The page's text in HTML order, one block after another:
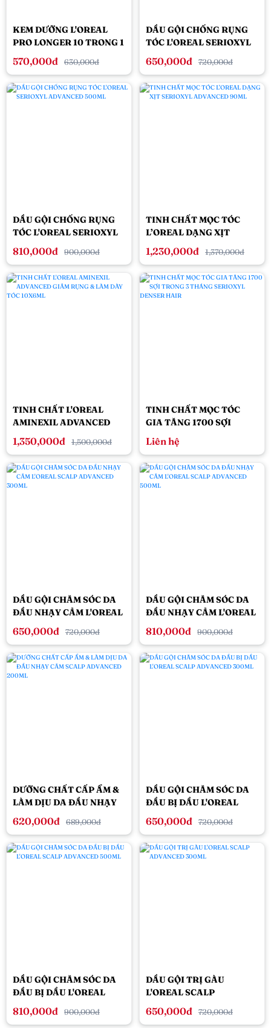
KEM DƯỠNG L'OREAL
PRO LONGER 10 TRONG 1
GIẢM CHẺ NGỌN &
DƯỠNG TÓC DÀI NHANH
150ML
570,000đ 630,000đ
DẦU GỘI CHỐNG RỤNG
TÓC L'OREAL SERIOXYL
ADVANCED 300ML
650,000đ 720,000đ
DẦU GỘI CHỐNG RỤNG
TÓC L'OREAL SERIOXYL
ADVANCED 500ML
810,000đ 900,000đ
TINH CHẤT MỌC TÓC
L’OREAL DẠNG XỊT
SERIOXYL ADVANCED
90ML
1,230,000đ 1,370,000đ
TINH CHẤT L'OREAL
AMINEXIL ADVANCED
GIẢM RỤNG & LÀM DÀY
TÓC 10X6ML
1,350,000đ 1,500,000đ
TINH CHẤT MỌC TÓC
GIA TĂNG 1700 SỢI
TRONG 3 THÁNG
SERIOXYL DENSER HAIR
Liên hệ
DẦU GỘI CHĂM SÓC DA
ĐẦU NHẠY CẢM L'OREAL
SCALP ADVANCED
300ML
650,000đ 720,000đ
DẦU GỘI CHĂM SÓC DA
ĐẦU NHẠY CẢM L'OREAL
SCALP ADVANCED
500ML
810,000đ 900,000đ
DƯỠNG CHẤT CẤP ẨM &
LÀM DỊU DA ĐẦU NHẠY
CẢM SCALP ADVANCED
200ML
620,000đ 689,000đ
DẦU GỘI CHĂM SÓC DA
ĐẦU BỊ DẦU L'OREAL
SCALP ADVANCED
300ML
650,000đ 720,000đ
DẦU GỘI CHĂM SÓC DA
ĐẦU BỊ DẦU L'OREAL
SCALP ADVANCED
500ML
810,000đ 900,000đ
DẦU GỘI TRỊ GÀU
L'OREAL SCALP
ADVANCED 300ML
650,000đ 720,000đ